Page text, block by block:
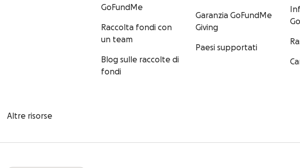
GoFundMe
Raccolta fondi con
un team
Blog sulle raccolte di
fondi
Garanzia GoFundMe
Giving
Paesi supportati
Altre risorse